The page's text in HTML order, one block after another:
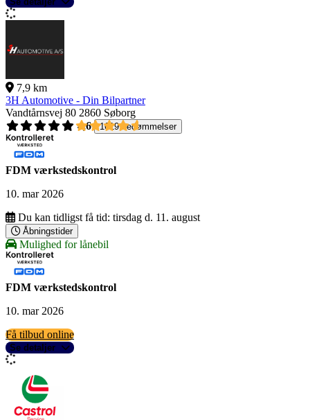
7,9 km
3H Automotive - Din Bilpartner
Vandtårnsvej 80 2860 Søborg
4,6
1619 bedømmelser
FDM værkstedskontrol
10. mar 2026
Du kan tidligst få tid: tirsdag d. 11. august
Åbningstider
Mulighed for lånebil
FDM værkstedskontrol
10. mar 2026
Få tilbud online
Se detaljer